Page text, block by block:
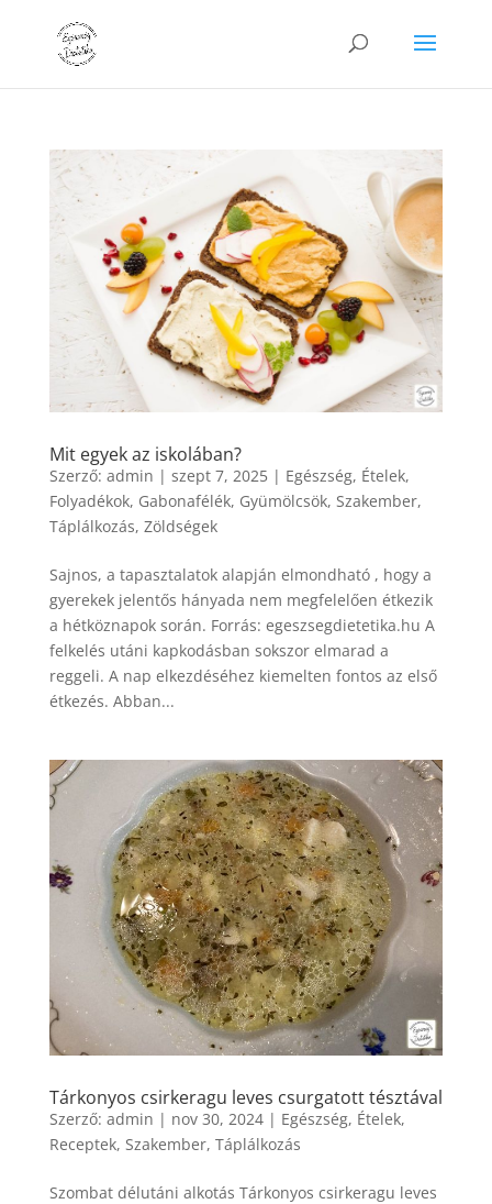
Mit egyek az iskolában?
Szerző: admin | szept 7, 2025| Egészség, Ételek,
Folyadékok, Gabonafélék, Gyümölcsök, Szakember,
Táplálkozás, Zöldségek
Sajnos, a tapasztalatok alapján elmondható , hogy a
gyerekek jelentős hányada nem megfelelően étkezik
a hétköznapok során. Forrás: egeszsegdietetika.hu A
felkelés utáni kapkodásban sokszor elmarad a
reggeli. A nap elkezdéséhez kiemelten fontos az első
étkezés. Abban...
Tárkonyos csirkeragu leves csurgatott tésztával
Szerző: admin | nov 30, 2024| Egészség, Ételek,
Receptek, Szakember, Táplálkozás
Szombat délutáni alkotás Tárkonyos csirkeragu leves